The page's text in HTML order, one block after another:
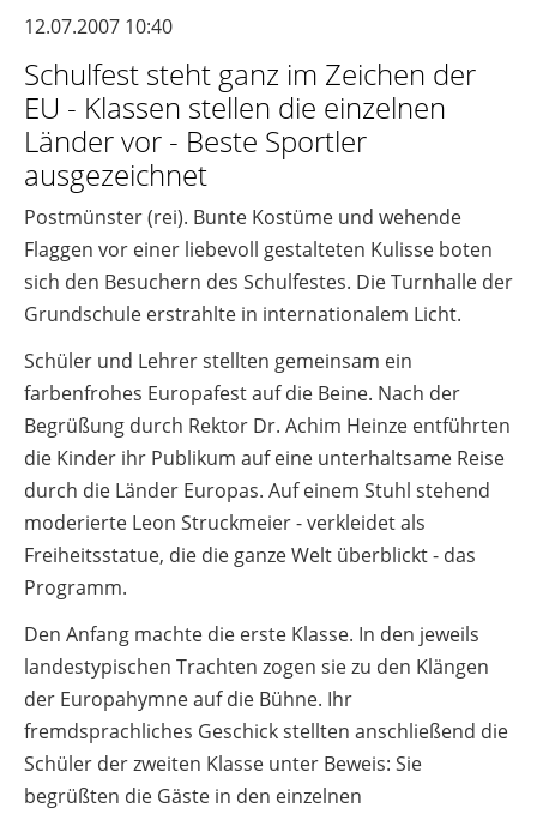
12.07.2007 10:40
Schulfest steht ganz im Zeichen der
EU - Klassen stellen die einzelnen
Länder vor - Beste Sportler
ausgezeichnet
Postmünster (rei). Bunte Kostüme und wehende
Flaggen vor einer liebevoll gestalteten Kulisse boten
sich den Besuchern des Schulfestes. Die Turnhalle der
Grundschule erstrahlte in internationalem Licht.
Schüler und Lehrer stellten gemeinsam ein
farbenfrohes Europafest auf die Beine. Nach der
Begrüßung durch Rektor Dr. Achim Heinze entführten
die Kinder ihr Publikum auf eine unterhaltsame Reise
durch die Länder Europas. Auf einem Stuhl stehend
moderierte Leon Struckmeier - verkleidet als
Freiheitsstatue, die die ganze Welt überblickt - das
Programm.
Den Anfang machte die erste Klasse. In den jeweils
landestypischen Trachten zogen sie zu den Klängen
der Europahymne auf die Bühne. Ihr
fremdsprachliches Geschick stellten anschließend die
Schüler der zweiten Klasse unter Beweis: Sie
begrüßten die Gäste in den einzelnen